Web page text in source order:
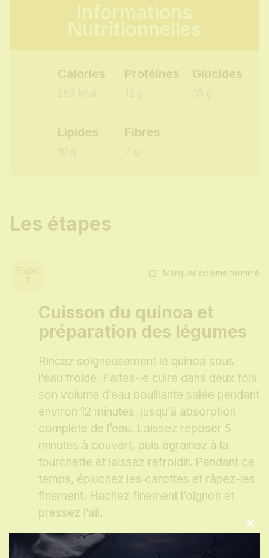
Informations
Nutritionnelles
Calories Protéines Glucides
Lipides Fibres
Les étapes
Marquer comme terminé
Cuisson du quinoa et
préparation des légumes
Rincez soigneusement le quinoa sous
l’eau froide. Faites-le cuire dans deux fois
son volume d’eau bouillante salée pendant
environ 12 minutes, jusqu’à absorption
complète de l’eau. Laissez reposer 5
minutes à couvert, puis égrainez à la
fourchette et laissez refroidir. Pendant ce
temps, épluchez les carottes et râpez-les
finement. Hachez finement l’oignon et
pressez l’ail.